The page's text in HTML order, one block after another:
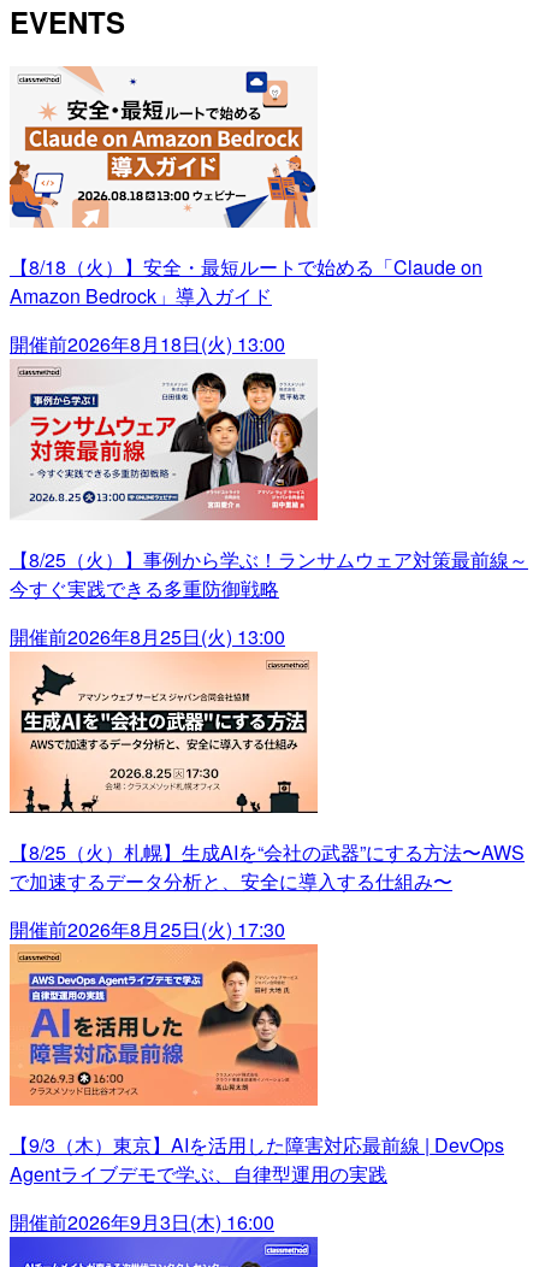
EVENTS
【8/18（火）】安全・最短ルートで始める「Claude on
Amazon Bedrock」導入ガイド
開催前2026年8月18日(火) 13:00
【8/25（火）】事例から学ぶ！ランサムウェア対策最前線～
今すぐ実践できる多重防御戦略
開催前2026年8月25日(火) 13:00
【8/25（火）札幌】生成AIを“会社の武器”にする方法〜AWS
で加速するデータ分析と、安全に導入する仕組み〜
開催前2026年8月25日(火) 17:30
【9/3（木）東京】AIを活用した障害対応最前線 | DevOps
Agentライブデモで学ぶ、自律型運用の実践
開催前2026年9月3日(木) 16:00